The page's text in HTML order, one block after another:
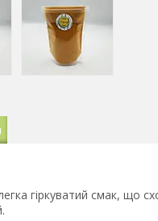
гіркуватий смак, що